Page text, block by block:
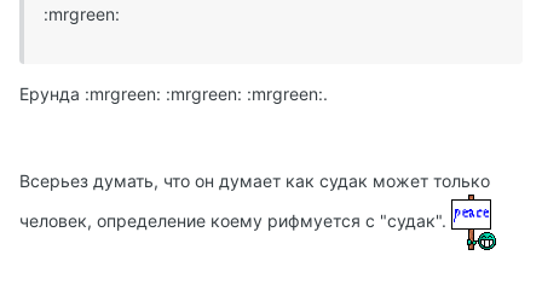
:mrgreen:
Ерунда :mrgreen: :mrgreen: :mrgreen:.
Всерьез думать, что он думает как судак может только
человек, определение коему рифмуется с "судак".